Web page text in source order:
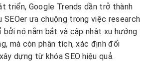
triển, Google Trends dần trở thành
SEOer ưa chuộng trong việc research
bởi nó nắm bắt và cập nhật xu hướng
mà còn phân tích, xác định đối
dựng từ khóa SEO hiệu quả.